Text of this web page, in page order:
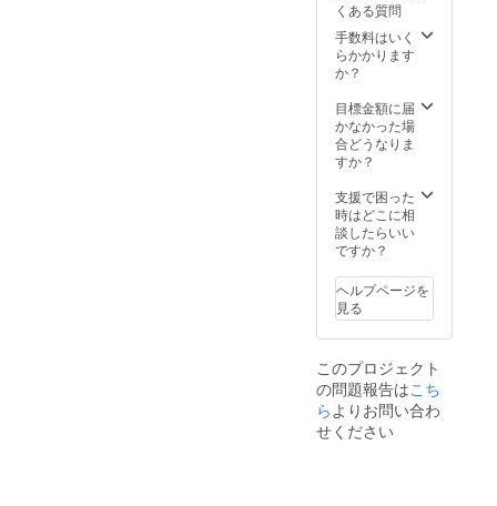
ウムの
投影時
間は約1
時間で
井プラ
ネタリ
ウム開
催有効
は、
2023年
6月から
１年で
らの返
礼品を
天井プ
ラネタ
リウム
実施時
に、普
の背の
高い障
害物が
あると
なって
しまう
場合が
ありま
施時に
普通乗
用車１
台（全
㎜×幅
1,840㎜
駐車ス
ペース
が必要
となり
ます ・
用意頂
けまし
たら掲
載する
できま
す。
・長
文及び
セージ
性のあ
る文書
の掲載
ませ
ん。ご
・政
党名、
政治主
張を含
むも
50mm
x 横
70mm
か所朱
印可能
※表面保
ニール
カバー
付 小さ
いサイ
朱印帳
と同じ
大きさ
です。
星かる
たの
セット
です。
巡る楽
しみ
と、ご
家族や
集まっ
た時に
宇宙を
楽しむ
できる
「人工
衛星か
るた」
セット
です。
（御宙
印帳
縦
くある質問
手数料はいく
らかかります
か？
目標金額に届
かなかった場
合どうなりま
すか？
支援で困った
時はどこに相
談したらいい
ですか？
ヘルプページを
見る
このプロジェクト
の問題報告はこち
らよりお問い合わ
せください